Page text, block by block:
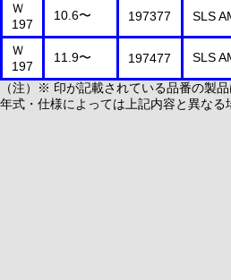
Ｗ
197
10.6〜 197377 SLS
Ｗ
197
11.9〜 197477 SLS
（注）※ 印が記載されている品番の製
年式・仕様によっては上記内容と異な